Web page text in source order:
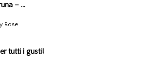
– ...
Rose
tutti i gusti!